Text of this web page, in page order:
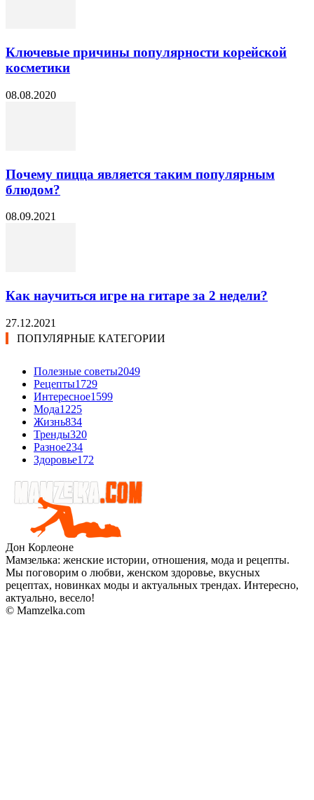
Ключевые причины популярности корейской
косметики
08.08.2020
Почему пицца является таким популярным
блюдом?
08.09.2021
Как научиться игре на гитаре за 2 недели?
27.12.2021
ПОПУЛЯРНЫЕ КАТЕГОРИИ
Полезные советы2049
Рецепты1729
Интересное1599
Мода1225
Жизнь834
Тренды320
Разное234
Здоровье172
Дон Корлеоне
Мамзелька: женские истории, отношения, мода и рецепты.
Мы поговорим о любви, женском здоровье, вкусных
рецептах, новинках моды и актуальных трендах. Интересно,
актуально, весело!
© Mamzelka.com